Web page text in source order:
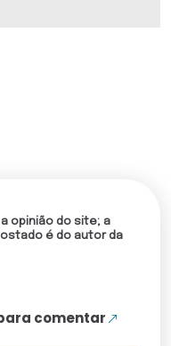
opinião do site; a
é do autor da
comentar